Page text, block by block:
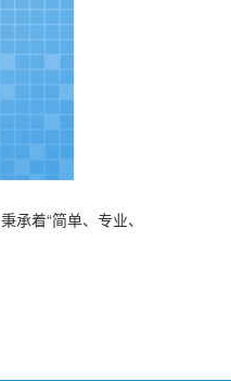
着“简单、专业、